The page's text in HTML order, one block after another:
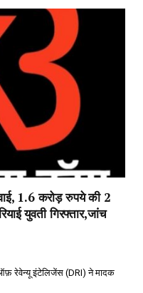
1.6 करोड़ रुपये की 2
युवती गिरफ्तार,जांच
रेवेन्यू इंटेलिजेंस (DRI) ने मादक